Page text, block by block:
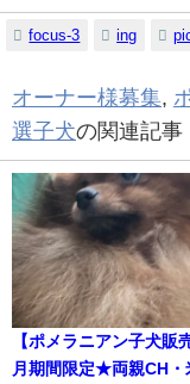
focus-3 ing
オーナー様募集,
選子犬の関連記事
【ポメラニアン子犬
月期間限定★両親CH・